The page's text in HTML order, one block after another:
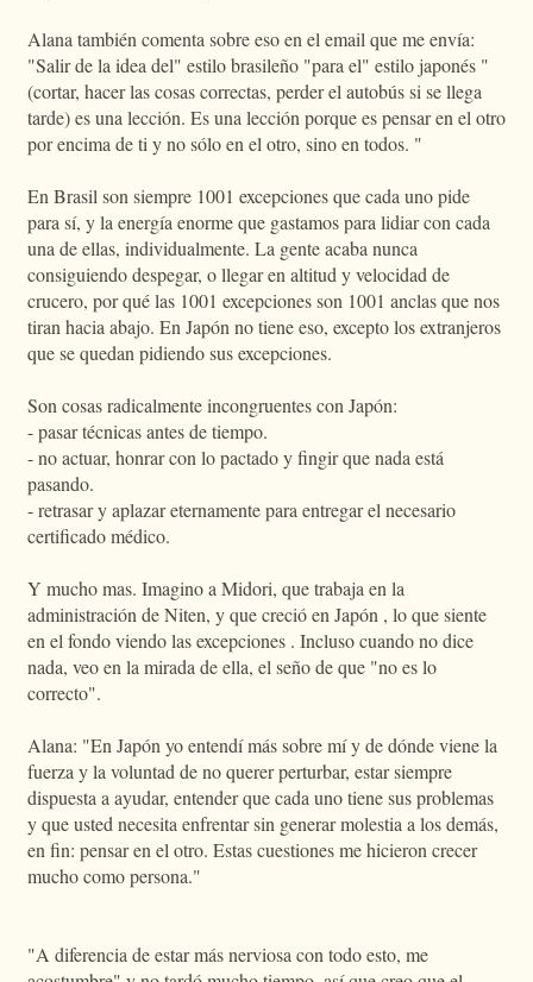
Alana también comenta sobre eso en el email que me envía:
"Salir de la idea del" estilo brasileño "para el" estilo japonés "
(cortar, hacer las cosas correctas, perder el autobús si se llega
tarde) es una lección. Es una lección porque es pensar en el otro
por encima de ti y no sólo en el otro, sino en todos. "
En Brasil son siempre 1001 excepciones que cada uno pide
para sí, y la energía enorme que gastamos para lidiar con cada
una de ellas, individualmente. La gente acaba nunca
consiguiendo despegar, o llegar en altitud y velocidad de
crucero, por qué las 1001 excepciones son 1001 anclas que nos
tiran hacia abajo. En Japón no tiene eso, excepto los extranjeros
que se quedan pidiendo sus excepciones.
Son cosas radicalmente incongruentes con Japón:
- pasar técnicas antes de tiempo.
- no actuar, honrar con lo pactado y fingir que nada está
pasando.
- retrasar y aplazar eternamente para entregar el necesario
certificado médico.
Y mucho mas. Imagino a Midori, que trabaja en la
administración de Niten, y que creció en Japón , lo que siente
en el fondo viendo las excepciones . Incluso cuando no dice
nada, veo en la mirada de ella, el seño de que "no es lo
correcto".
Alana: "En Japón yo entendí más sobre mí y de dónde viene la
fuerza y la voluntad de no querer perturbar, estar siempre
dispuesta a ayudar, entender que cada uno tiene sus problemas
y que usted necesita enfrentar sin generar molestia a los demás,
en fin: pensar en el otro. Estas cuestiones me hicieron crecer
mucho como persona."
"A diferencia de estar más nerviosa con todo esto, me